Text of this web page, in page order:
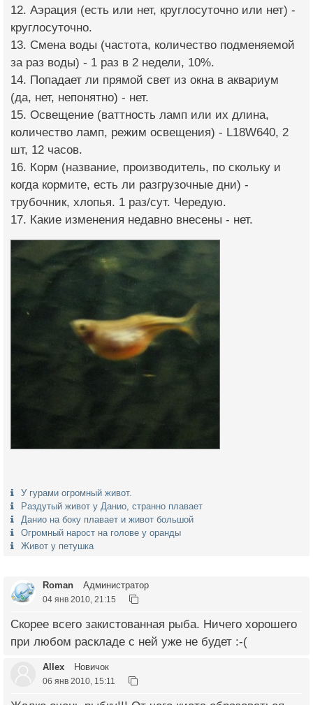
12. Аэрация (есть или нет, круглосуточно или нет) -
круглосуточно.
13. Смена воды (частота, количество подменяемой
за раз воды) - 1 раз в 2 недели, 10%.
14. Попадает ли прямой свет из окна в аквариум
(да, нет, непонятно) - нет.
15. Освещение (ваттность ламп или их длина,
количество ламп, режим освещения) - L18W640, 2
шт, 12 часов.
16. Корм (название, производитель, по скольку и
когда кормите, есть ли разгрузочные дни) -
трубочник, хлопья. 1 раз/сут. Чередую.
17. Какие изменения недавно внесены - нет.
У гурами огромный живот.
Раздутый живот у Данио, странно плавает
Данио на боку плавает и живот большой
Огромный нарост на голове у оранды
Живот у петушка
Roman Администратор
04 янв 2010, 21:15
Скорее всего закистованная рыба. Ничего хорошего
при любом раскладе с ней уже не будет :-(
Allex Новичок
06 янв 2010, 15:11